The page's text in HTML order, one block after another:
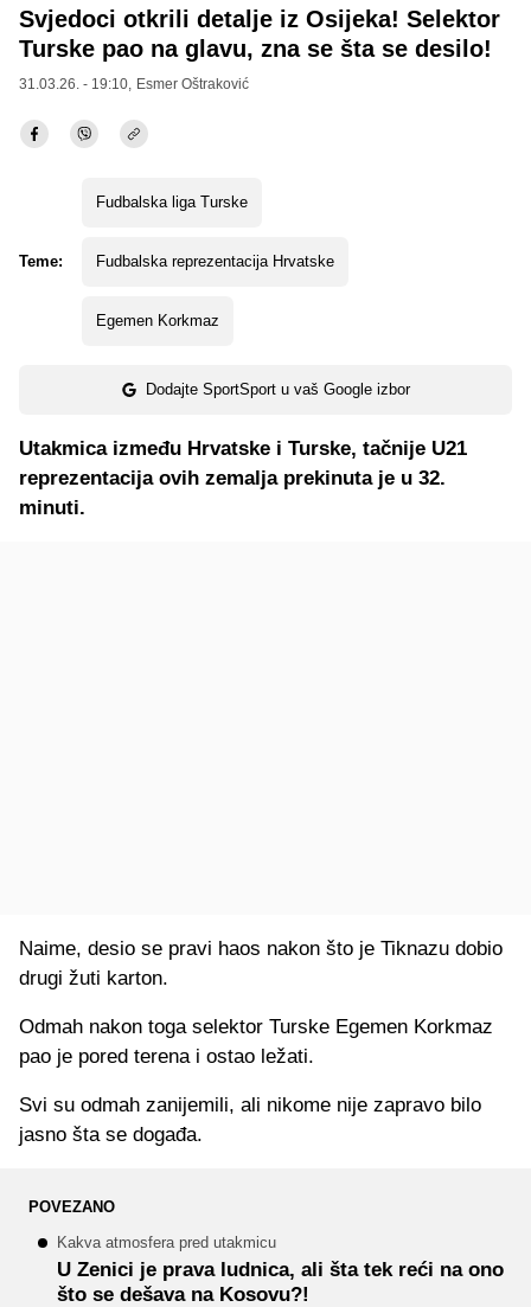
Svjedoci otkrili detalje iz Osijeka! Selektor
Turske pao na glavu, zna se šta se desilo!
31.03.26. - 19:10, Esmer Oštraković
Teme:
Fudbalska liga Turske
Fudbalska reprezentacija Hrvatske
Egemen Korkmaz
Dodajte SportSport u vaš Google izbor
Utakmica između Hrvatske i Turske, tačnije U21
reprezentacija ovih zemalja prekinuta je u 32.
minuti.
Naime, desio se pravi haos nakon što je Tiknazu dobio
drugi žuti karton.
Odmah nakon toga selektor Turske Egemen Korkmaz
pao je pored terena i ostao ležati.
Svi su odmah zanijemili, ali nikome nije zapravo bilo
jasno šta se događa.
POVEZANO
Kakva atmosfera pred utakmicu
U Zenici je prava ludnica, ali šta tek reći na ono
što se dešava na Kosovu?!